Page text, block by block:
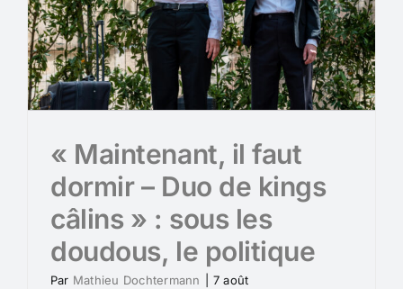
« Maintenant, il faut
dormir – Duo de kings
câlins » : sous les
doudous, le politique
Par Mathieu Dochtermann
7 août